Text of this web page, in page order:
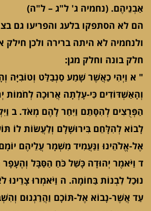
אַבְנֵיהֶם. (נחמיה ג' ל"ג – ל"ה)
הם לא הסתפקו בלעג והפריעו גם
ולנחמיה לא היתה ברירה ולכן
חלק בונה וחלק מגן:
" א וַיְהִי כַאֲשֶׁר שָׁמַע סַנְבַלַּט וְטוֹבִיָּה
וְהָאַשְׁדּוֹדִים כִּי-עָלְתָה אֲרוּכָה לְחֹמוֹת
הַפְּרֻצִים לְהִסָּתֵם וַיִּחַר לָהֶם מְאֹד. ב
לָבוֹא לְהִלָּחֵם בִּירוּשָׁלִָם וְלַעֲשׂוֹת לוֹ
אֶל-אֱלֹהֵינוּ וַנַּעֲמִיד מִשְׁמָר עֲלֵיהֶם
ד וַיֹּאמֶר יְהוּדָה כָּשַׁל כֹּחַ הַסַּבָּל
נוּכַל לִבְנוֹת בַּחוֹמָה. ה וַיֹּאמְרוּ צָרֵינוּ
עַד אֲשֶׁר-נָבוֹא אֶל-תּוֹכָם וַהֲרַגְנוּם